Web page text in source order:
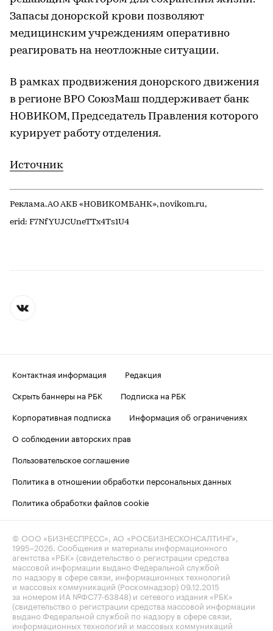
Запасы донорской крови позволяют
медицинским учреждениям оперативно
реагировать на неотложные ситуации.
В рамках продвижения донорского движения
в регионе ВРО СоюзМаш поддерживает банк
НОВИКОМ, Председатель Правления которого
курирует работу отделения.
Источник
Реклама. АО АКБ «НОВИКОМБАНК», novikom.ru,
erid: F7NfYUJCUneTTx4Ts1U4
Контактная информация
Редакция
Скрыть баннеры на РБК
Подписка на РБК
Корпоративная подписка
Информация об ограничениях
О соблюдении авторских прав
Пользовательское соглашение
Политика в отношении обработки персональных данных
Политика обработки файлов cookie
© ООО «БИЗНЕСПРЕСС», АО «РОСБИЗНЕСКОНСАЛТИНГ»,
1995–2026 . Сообщения и материалы информационного
агентства «РБК» (свидетельство о регистрации средства
массовой информации выдано Федеральной службой
по надзору в сфере связи, информационных технологий
и массовых коммуникаций (Роскомнадзор) 09.12.2015
за номером ИА №ФС77-63848) и сетевого издания «РБК»
(свидетельство о регистрации средства массовой информации
выдано Федеральной службой по надзору в сфере связи,
информационных технологий и массовых коммуникаций